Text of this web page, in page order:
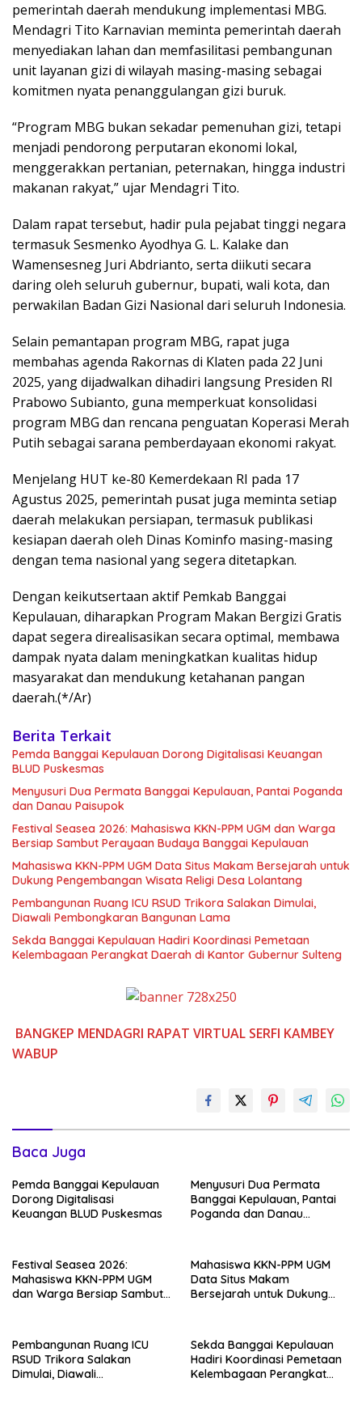
pemerintah daerah mendukung implementasi MBG.
Mendagri Tito Karnavian meminta pemerintah daerah
menyediakan lahan dan memfasilitasi pembangunan
unit layanan gizi di wilayah masing-masing sebagai
komitmen nyata penanggulangan gizi buruk.
“Program MBG bukan sekadar pemenuhan gizi, tetapi
menjadi pendorong perputaran ekonomi lokal,
menggerakkan pertanian, peternakan, hingga industri
makanan rakyat,” ujar Mendagri Tito.
Dalam rapat tersebut, hadir pula pejabat tinggi negara
termasuk Sesmenko Ayodhya G. L. Kalake dan
Wamensesneg Juri Abdrianto, serta diikuti secara
daring oleh seluruh gubernur, bupati, wali kota, dan
perwakilan Badan Gizi Nasional dari seluruh Indonesia.
Selain pemantapan program MBG, rapat juga
membahas agenda Rakornas di Klaten pada 22 Juni
2025, yang dijadwalkan dihadiri langsung Presiden RI
Prabowo Subianto, guna memperkuat konsolidasi
program MBG dan rencana penguatan Koperasi Merah
Putih sebagai sarana pemberdayaan ekonomi rakyat.
Menjelang HUT ke-80 Kemerdekaan RI pada 17
Agustus 2025, pemerintah pusat juga meminta setiap
daerah melakukan persiapan, termasuk publikasi
kesiapan daerah oleh Dinas Kominfo masing-masing
dengan tema nasional yang segera ditetapkan.
Dengan keikutsertaan aktif Pemkab Banggai
Kepulauan, diharapkan Program Makan Bergizi Gratis
dapat segera direalisasikan secara optimal, membawa
dampak nyata dalam meningkatkan kualitas hidup
masyarakat dan mendukung ketahanan pangan
daerah.(*/Ar)
Berita Terkait
Pemda Banggai Kepulauan Dorong Digitalisasi Keuangan
BLUD Puskesmas
Menyusuri Dua Permata Banggai Kepulauan, Pantai Poganda
dan Danau Paisupok
Festival Seasea 2026: Mahasiswa KKN-PPM UGM dan Warga
Bersiap Sambut Perayaan Budaya Banggai Kepulauan
Mahasiswa KKN-PPM UGM Data Situs Makam Bersejarah untuk
Dukung Pengembangan Wisata Religi Desa Lolantang
Pembangunan Ruang ICU RSUD Trikora Salakan Dimulai,
Diawali Pembongkaran Bangunan Lama
Sekda Banggai Kepulauan Hadiri Koordinasi Pemetaan
Kelembagaan Perangkat Daerah di Kantor Gubernur Sulteng
BANGKEP MENDAGRI RAPAT VIRTUAL SERFI KAMBEY
WABUP
Baca Juga
Pemda Banggai Kepulauan
Dorong Digitalisasi
Keuangan BLUD Puskesmas
Menyusuri Dua Permata
Banggai Kepulauan, Pantai
Poganda dan Danau
Festival Seasea 2026:
Mahasiswa KKN-PPM UGM
dan Warga Bersiap Sambut
Mahasiswa KKN-PPM UGM
Data Situs Makam
Bersejarah untuk Dukung
Pembangunan Ruang ICU
RSUD Trikora Salakan
Dimulai, Diawali
Sekda Banggai Kepulauan
Hadiri Koordinasi Pemetaan
Kelembagaan Perangkat